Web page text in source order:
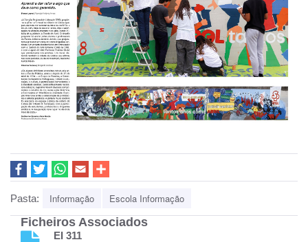
Pasta: Informação Escola Informação
Ficheiros Associados
EI 311